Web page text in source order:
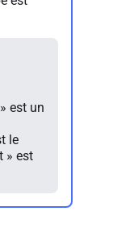
est un
le
» est